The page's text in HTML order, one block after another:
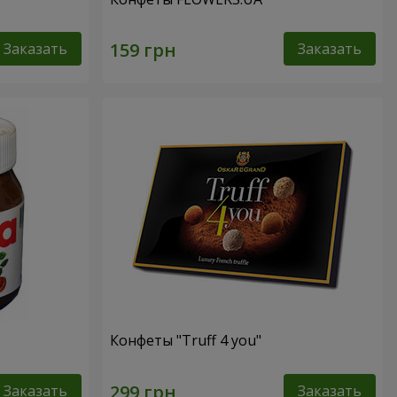
Заказать Заказать
Заказать
Конфеты "Truff 4 you"
Заказать